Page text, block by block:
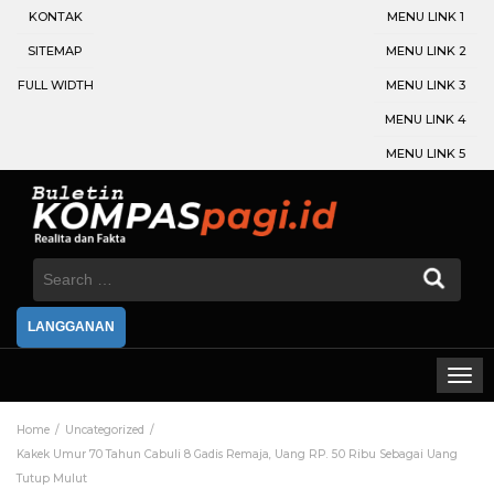
KONTAK
SITEMAP
FULL WIDTH
MENU LINK 1
MENU LINK 2
MENU LINK 3
MENU LINK 4
MENU LINK 5
Search
LANGGANAN
Home
Uncategorized
Kakek Umur 70 Tahun Cabuli 8 Gadis Remaja, Uang RP. 50 Ribu Sebagai Uang
Tutup Mulut